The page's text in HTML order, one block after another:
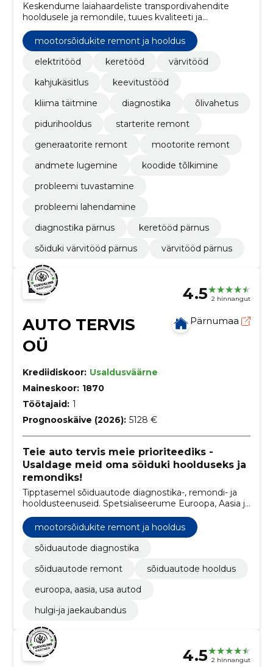
Keskendume laiahaardeliste transpordivahendite
hooldusele ja remondile, tuues kvaliteeti ja
professionaalsust igasse teenusesse, mida pakume.
mootorsõidukite remont ja hooldus
elektritööd
keretööd
värvitööd
kahjukäsitlus
keevitustööd
kliima täitmine
diagnostika
õlivahetus
pidurihooldus
starterite remont
generaatorite remont
mootorite remont
andmete lugemine
koodide tõlkimine
probleemi tuvastamine
probleemi lahendamine
diagnostika pärnus
keretööd pärnus
sõiduki värvitööd pärnus
värvitööd pärnus
4.5 2 hinnangut
AUTO TERVIS
OÜ
Pärnumaa
Krediidiskoor: Usaldusväärne
Maineskoor: 1870
Töötajaid: 1
Prognooskäive (2026): 5128 €
Teie auto tervis meie prioriteediks -
Usaldage meid oma sõiduki hoolduseks ja
remondiks!
Tipptasemel sõiduautode diagnostika-, remondi- ja
hooldusteenuseid. Spetsialiseerume Euroopa, Aasia ja
USA autodele, pakkudes nii rutiinseid hooldustöid kui
ka keerukamaid remondilahendusi.
mootorsõidukite remont ja hooldus
sõiduautode diagnostika
sõiduautode remont
sõiduautode hooldus
euroopa, aasia, usa autod
hulgi-ja jaekaubandus
4.5 2 hinnangut